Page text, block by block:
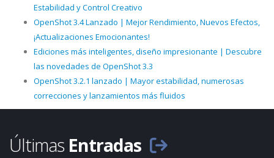
Estabilidad y Control Creativo
OpenShot 3.4 Lanzado | Mejor Rendimiento, Nuevos Efectos,
¡Actualizaciones Emocionantes!
Ediciones más inteligentes, diseño impresionante | Descubre
las novedades de OpenShot 3.3
OpenShot 3.2.1 lanzado | Mayor estabilidad, numerosas
correcciones y lanzamientos más fluidos
Últimas Entradas